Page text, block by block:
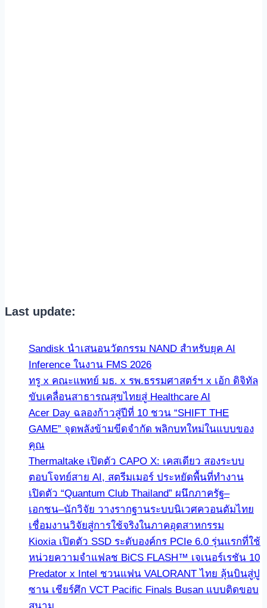
Last update:
Sandisk นำเสนอนวัตกรรม NAND สำหรับยุค AI
Inference ในงาน FMS 2026
ทรู x คณะแพทย์ มธ. x รพ.ธรรมศาสตร์ฯ x เอ้ก ดิจิทัล
ขับเคลื่อนสาธารณสุขไทยสู่ Healthcare AI
Acer Day ฉลองก้าวสู่ปีที่ 10 ชวน “SHIFT THE
GAME” จุดพลังข้ามขีดจำกัด พลิกบทใหม่ในแบบของ
คุณ
Thermaltake เปิดตัว CAPO X: เคสเดียว สองระบบ
ตอบโจทย์สาย AI, สตรีมเมอร์ ประหยัดพื้นที่ทำงาน
เปิดตัว “Quantum Club Thailand” ผนึกภาครัฐ–
เอกชน–นักวิจัย วางรากฐานระบบนิเวศควอนตัมไทย
เชื่อมงานวิจัยสู่การใช้จริงในภาคอุตสาหกรรม
Kioxia เปิดตัว SSD ระดับองค์กร PCIe 6.0 รุ่นแรกที่ใช้
หน่วยความจำแฟลช BiCS FLASH™ เจเนอร์เรชัน 10
Predator x Intel ชวนแฟน VALORANT ไทย ลุ้นบินสู่ปู
ซาน เชียร์ศึก VCT Pacific Finals Busan แบบติดขอบ
สนาม